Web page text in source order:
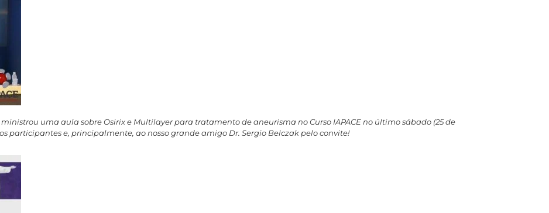
uma aula sobre Osirix e Multilayer para tratamento de aneurisma no Curso IAPACE no último sábado (25 de
participantes e, principalmente, ao nosso grande amigo Dr. Sergio Belczak pelo convite!